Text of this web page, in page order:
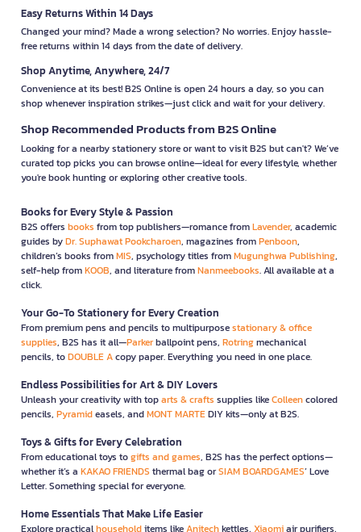
Easy Returns Within 14 Days
Changed your mind? Made a wrong selection? No worries. Enjoy hassle-
free returns within 14 days from the date of delivery.
Shop Anytime, Anywhere, 24/7
Convenience at its best! B2S Online is open 24 hours a day, so you can
shop whenever inspiration strikes—just click and wait for your delivery.
Shop Recommended Products from B2S Online
Looking for a nearby stationery store or want to visit B2S but can't? We’ve
curated top picks you can browse online—ideal for every lifestyle, whether
you're book hunting or exploring other creative tools.
Books for Every Style & Passion
B2S offers books from top publishers—romance fromLavender, academic
guides byDr. Suphawat Pookcharoen, magazines fromPenboon,
children’s books fromMIS, psychology titles fromMugunghwa Publishing,
self-help fromKOOB, and literature fromNanmeebooks. All available at a
click.
Your Go-To Stationery for Every Creation
From premium pens and pencils to multipurposestationary & office
supplies, B2S has it all—Parkerballpoint pens, Rotringmechanical
pencils, toDOUBLE Acopy paper. Everything you need in one place.
Endless Possibilities for Art & DIY Lovers
Unleash your creativity with toparts & crafts supplies likeColleencolored
pencils, Pyramideasels, andMONT MARTEDIY kits—only at B2S.
Toys & Gifts for Every Celebration
From educational toys togifts and games, B2S has the perfect options—
whether it’s a KAKAO FRIENDS thermal bag orSIAM BOARDGAMES’ Love
Letter. Something special for everyone.
Home Essentials That Make Life Easier
Explore practicalhouseholditems likeAnitechkettles, Xiaomiair purifiers,